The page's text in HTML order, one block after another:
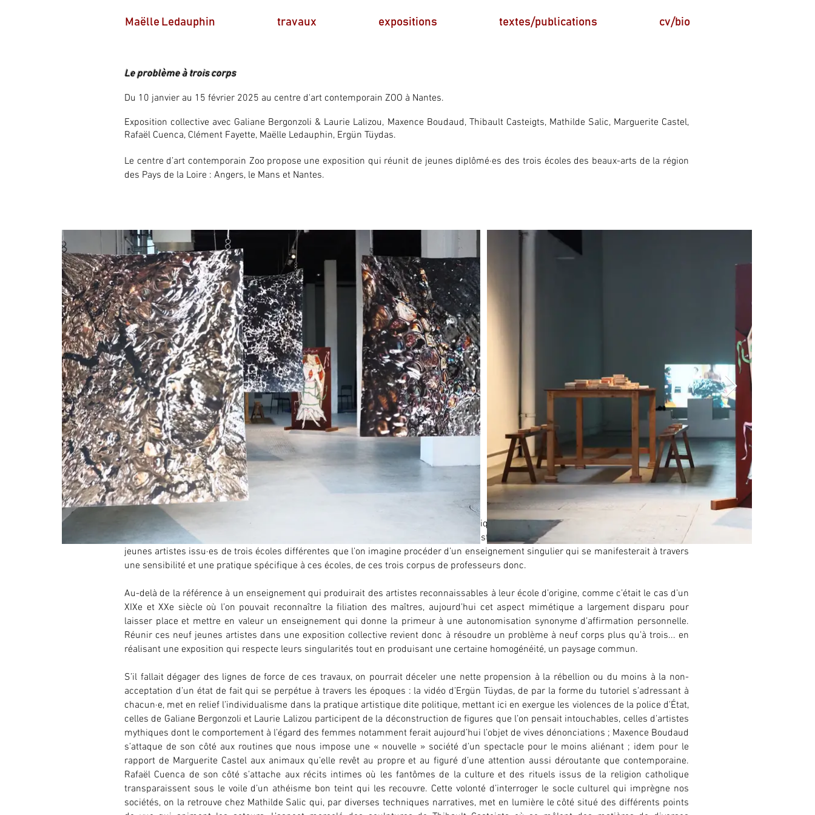
Maëlle Ledauphin travaux expositions textes/publications cv/bio
Le problème à trois corps
Du 10 janvier au 15 février 2025 au centre d'art contemporain ZOO à Nantes.
Exposition collective avec Galiane Bergonzoli & Laurie Lalizou, Maxence Boudaud, Thibault Casteigts, Mathilde Salic, Marguerite Castel,
Rafaël Cuenca, Clément Fayette, Maëlle Ledauphin, Ergün Tüydas.
Le centre d’art contemporain Zoo propose une exposition qui réunit de jeunes diplômé·es des trois écoles des beaux-arts de la région
des Pays de la Loire : Angers, le Mans et Nantes.
Le problème à trois corps est un thème célèbre qui a animé le monde des mathématiques et continue à l’animer depuis qu’il a été mis
en lumière et partiellement résolu il y a plus d’un siècle par Henri Poincaré. Ici, il est plus fait allusion à l’enjeu de rassembler neuf
jeunes artistes issu·es de trois écoles différentes que l’on imagine procéder d’un enseignement singulier qui se manifesterait à travers
une sensibilité et une pratique spécifique à ces écoles, de ces trois corpus de professeurs donc.
Au-delà de la référence à un enseignement qui produirait des artistes reconnaissables à leur école d’origine, comme c’était le cas d’un
XIXe et XXe siècle où l’on pouvait reconnaître la filiation des maîtres, aujourd’hui cet aspect mimétique a largement disparu pour
laisser place et mettre en valeur un enseignement qui donne la primeur à une autonomisation synonyme d’affirmation personnelle.
Réunir ces neuf jeunes artistes dans une exposition collective revient donc à résoudre un problème à neuf corps plus qu’à trois... en
réalisant une exposition qui respecte leurs singularités tout en produisant une certaine homogénéité, un paysage commun.
S’il fallait dégager des lignes de force de ces travaux, on pourrait déceler une nette propension à la rébellion ou du moins à la non-
acceptation d’un état de fait qui se perpétue à travers les époques : la vidéo d’Ergün Tüydas, de par la forme du tutoriel s’adressant à
chacun·e, met en relief l’individualisme dans la pratique artistique dite politique, mettant ici en exergue les violences de la police d’État,
celles de Galiane Bergonzoli et Laurie Lalizou participent de la déconstruction de figures que l’on pensait intouchables, celles d’artistes
mythiques dont le comportement à l’égard des femmes notamment ferait aujourd’hui l’objet de vives dénonciations ; Maxence Boudaud
s’attaque de son côté aux routines que nous impose une « nouvelle » société d’un spectacle pour le moins aliénant ; idem pour le
rapport de Marguerite Castel aux animaux qu’elle revêt au propre et au figuré d’une attention aussi déroutante que contemporaine.
Rafaël Cuenca de son côté s’attache aux récits intimes où les fantômes de la culture et des rituels issus de la religion catholique
transparaissent sous le voile d’un athéisme bon teint qui les recouvre. Cette volonté d’interroger le socle culturel qui imprègne nos
sociétés, on la retrouve chez Mathilde Salic qui, par diverses techniques narratives, met en lumière le côté situé des différents points